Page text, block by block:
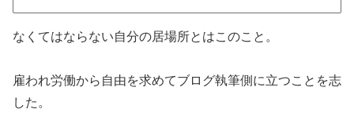
なくてはならない自分の居場所とはこのこと。
雇われ労働から自由を求めてブログ執筆側に立つことを志
した。